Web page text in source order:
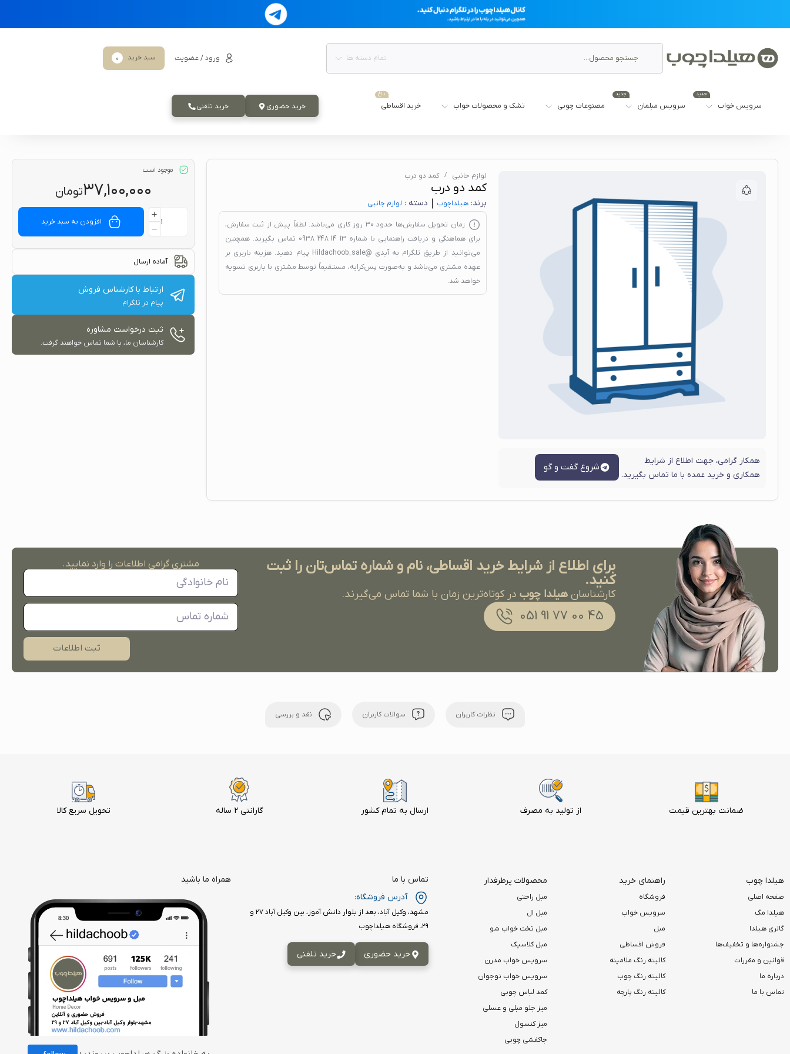
تمام دسته ها ورود / عضویت سبد خرید 0
سرویس خواب
جدید
سرویس مبلمان
جدید
مصنوعات چوبی تشک و محصولات خواب خرید اقساطی
داغ
خرید حضوری خرید تلفنی
همکار گرامی، جهت اطلاع از شرایط
همکاری و خرید عمده با ما تماس بگیرید.
شروع گفت و گو
لوازم جانبی کمد دو درب
کمد دو درب
برند:هیلدا‌چوب دسته : لوازم جانبی
زمان تحویل سفارش‌ها حدود ۳۰ روز کاری
می‌باشد. لطفاً پیش از ثبت سفارش،
برای هماهنگی و دریافت راهنمایی با شماره 13 14 248 0938
تماس بگیرید. همچنین
می‌توانید از طریق تلگرام به آیدی @Hildachoob_sale
پیام دهید. هزینه باربری بر
عهده مشتری می‌باشد و به‌صورت پس‌کرایه، مستقیماً توسط مشتری با باربری تسویه
خواهد شد.
موجود است
۳۷,۱۰۰,۰۰۰تومان
افزودن به سبد خرید
آماده ارسال
ارتباط با کارشناس فروش
پیام در تلگرام
ثبت درخواست مشاوره
کارشناسان ما، با شما تماس خواهند گرفت.
برای اطلاع از شرایط خرید اقساطی، نام و شماره تماس‌تان را ثبت
کنید.
کارشناسان هیلدا چوب در کوتاه‌ترین زمان با شما تماس می‌گیرند.
45 00 77 91 051
مشتری گرامی اطلاعات را وارد نمایید.
ثبت اطلاعات
نظرات کاربران سوالات کاربران نقد و بررسی
تحویل سریع کالا گارانتی 2 ساله ارسال به تمام کشور از تولید به مصرف ضمانت بهترین قیمت
هیلدا چوب
صفحه اصلی
هیلدا مگ
گالری هیلدا
جشنواره‌ها و تخفیف‌ها
قوانین و مقررات
درباره ما
تماس با ما
راهنمای خرید
فروشگاه
سرویس خواب
مبل
فروش اقساطی
کالیته رنگ ملامینه
کالیته رنگ چوب
کالیته رنگ پارچه
محصولات پرطرفدار
مبل راحتی
مبل ال
مبل تخت خواب شو
مبل کلاسیک
سرویس خواب مدرن
سرویس خواب نوجوان
کمد لباس چوبی
میز جلو مبلی و عسلی
میز کنسول
جاکفشی چوبی
تماس با ما
آدرس فروشگاه:
مشهد، وکیل آباد، بعد از بلوار دانش آموز، بین وکیل آباد ۲۷ و
۲۹، فروشگاه هیلداچوب
خرید حضوری خرید تلفنی
همراه ما باشید